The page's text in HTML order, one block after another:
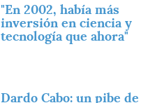
"En 2002, había más
inversión en ciencia y
tecnología que ahora"
Dardo Cabo: un pibe de